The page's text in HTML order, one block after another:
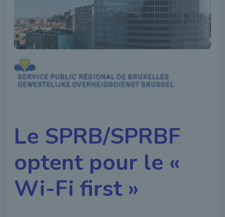
Le SPRB/SPRBF
optent pour le «
Wi-Fi first »